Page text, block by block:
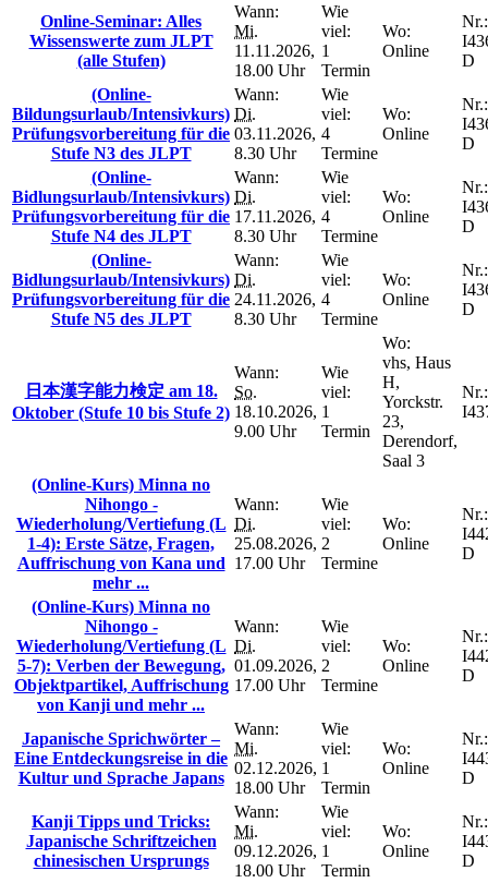
Online-Seminar: Alles
Wissenswerte zum JLPT
(alle Stufen)
Wann:
Mi.
11.11.2026,
18.00 Uhr
Wie
viel:
1
Termin
Wo:
Online
Nr.:
D
(Online-
Bildungsurlaub/Intensivkurs)
Prüfungsvorbereitung für die
Stufe N3 des JLPT
Wann:
Di.
03.11.2026,
8.30 Uhr
Wie
viel:
4
Termine
Wo:
Online
Nr.:
D
(Online-
Bidlungsurlaub/Intensivkurs)
Prüfungsvorbereitung für die
Stufe N4 des JLPT
Wann:
Di.
17.11.2026,
8.30 Uhr
Wie
viel:
4
Termine
Wo:
Online
Nr.:
D
(Online-
Bidlungsurlaub/Intensivkurs)
Prüfungsvorbereitung für die
Stufe N5 des JLPT
Wann:
Di.
24.11.2026,
8.30 Uhr
Wie
viel:
4
Termine
Wo:
Online
Nr.:
D
日本漢字能力検定 am 18.
Oktober (Stufe 10 bis Stufe 2)
Wann:
So.
18.10.2026,
9.00 Uhr
Wie
viel:
1
Termin
Wo:
vhs, Haus
H,
Yorckstr.
23,
Derendorf,
Saal 3
Nr.:
(Online-Kurs) Minna no
Nihongo -
Wiederholung/Vertiefung (L
1-4): Erste Sätze, Fragen,
Auffrischung von Kana und
mehr ...
Wann:
Di.
25.08.2026,
17.00 Uhr
Wie
viel:
2
Termine
Wo:
Online
Nr.:
D
(Online-Kurs) Minna no
Nihongo -
Wiederholung/Vertiefung (L
5-7): Verben der Bewegung,
Objektpartikel, Auffrischung
von Kanji und mehr ...
Wann:
Di.
01.09.2026,
17.00 Uhr
Wie
viel:
2
Termine
Wo:
Online
Nr.:
D
Japanische Sprichwörter –
Eine Entdeckungsreise in die
Kultur und Sprache Japans
Wann:
Mi.
02.12.2026,
18.00 Uhr
Wie
viel:
1
Termin
Wo:
Online
Nr.:
D
Kanji Tipps und Tricks:
Japanische Schriftzeichen
chinesischen Ursprungs
Wann:
Mi.
09.12.2026,
18.00 Uhr
Wie
viel:
1
Termin
Wo:
Online
Nr.:
D